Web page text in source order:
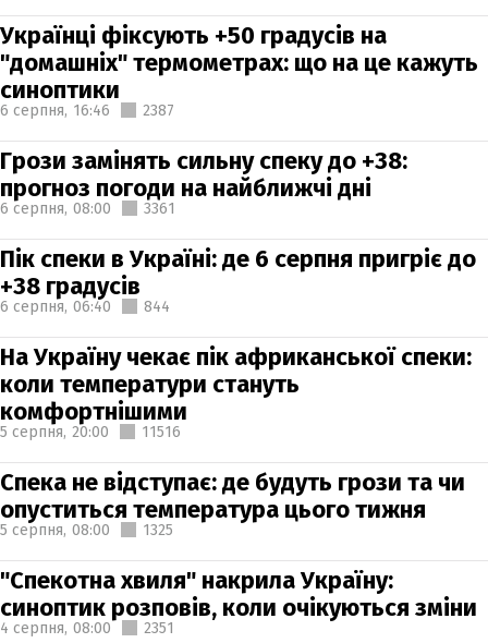
Українці фіксують +50 градусів на
"домашніх" термометрах: що на це кажуть
синоптики
6 серпня, 16:46 2387
Грози замінять сильну спеку до +38:
прогноз погоди на найближчі дні
6 серпня, 08:00 3361
Пік спеки в Україні: де 6 серпня пригріє до
+38 градусів
6 серпня, 06:40 844
На Україну чекає пік африканської спеки:
коли температури стануть
комфортнішими
5 серпня, 20:00 11516
Спека не відступає: де будуть грози та чи
опуститься температура цього тижня
5 серпня, 08:00 1325
"Спекотна хвиля" накрила Україну:
синоптик розповів, коли очікуються зміни
4 серпня, 08:00 2351